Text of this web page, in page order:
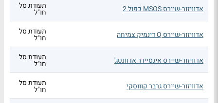
אדוויזור-שיירס MSOS כפול 2 תעודת סל
חו"ל
אדוויזור-שיירס Q דינמיק צמיחה תעודת סל
חו"ל
אדוויזור-שיירס אינסיידר אדוונטג' תעודת סל
חו"ל
אדוויזור-שיירס גרבר קוווסקי תעודת סל
חו"ל